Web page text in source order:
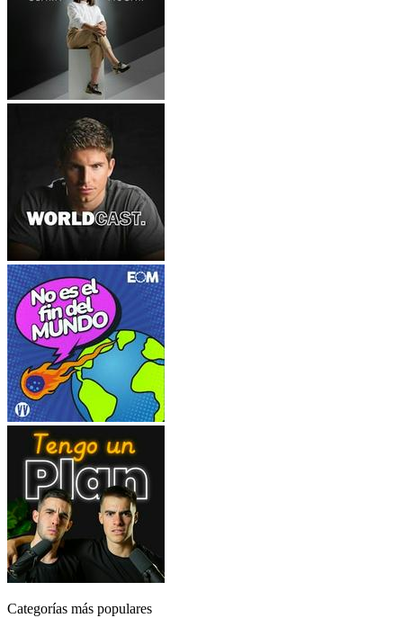
Categorías más populares